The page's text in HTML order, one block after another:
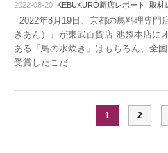
2022-08-20 IKEBUKURO新店レポート 取材
2022年8月19日、京都の鳥料理専門
きあん）』が東武百貨店 池袋本店に
ある「鳥の水炊き」はもちろん、全
受賞したこだ…
1 2